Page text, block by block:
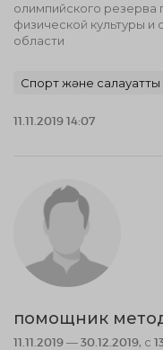
олимпийского резерва
физической культуры и
области
Спорт және салауатты
11.11.2019 14:07
помощник
11.11.2019 — 30.12.2019, с